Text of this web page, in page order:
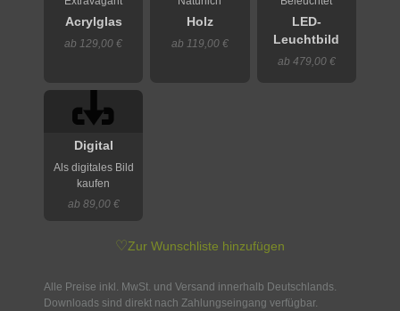
Acrylglas
ab 129,00 €
Holz
ab 119,00 €
LED-
Leuchtbild
ab 479,00 €
Digital
Als digitales Bild
kaufen
ab 89,00 €
♡Zur Wunschliste hinzufügen
Alle Preise inkl. MwSt. und Versand innerhalb Deutschlands.
Downloads sind direkt nach Zahlungseingang verfügbar.